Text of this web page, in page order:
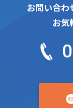
お問い合わ
お気